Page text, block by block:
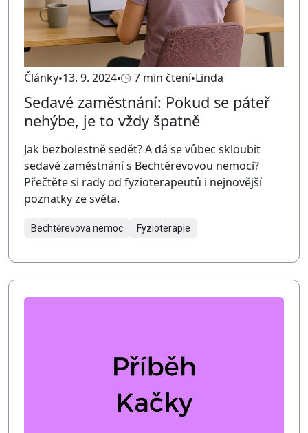
Články 13. 9. 2024 7 min čtení Linda
Sedavé zaměstnání: Pokud se páteř
nehýbe, je to vždy špatně
Jak bezbolestně sedět? A dá se vůbec skloubit
sedavé zaměstnání s Bechtěrevovou nemocí?
Přečtěte si rady od fyzioterapeutů i nejnovější
poznatky ze světa.
Bechtěrevova nemoc Fyzioterapie